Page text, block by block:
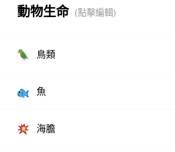
動物生命
鳥類
魚
海膽